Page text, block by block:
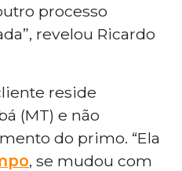
processo
revelou Ricardo
reside
(MT) e não
do primo. “Ela
, se mudou com